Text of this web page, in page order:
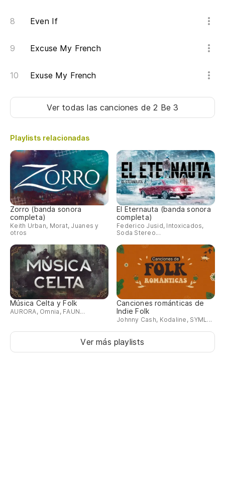
Even If
Excuse My French
Exuse My French
Ver todas las canciones de 2 Be 3
Playlists relacionadas
Zorro (banda sonora
completa)
Keith Urban, Morat, Juanes y
otros
El Eternauta (banda sonora
completa)
Federico Jusid, Intoxicados,
Soda Stereo...
Música Celta y Folk
AURORA, Omnia, FAUN...
Canciones románticas de
Indie Folk
Johnny Cash, Kodaline, SYML...
Ver más playlists